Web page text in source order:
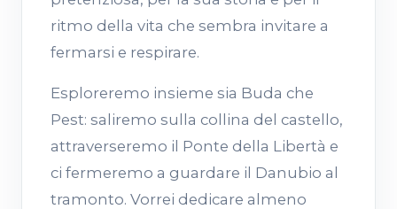
ritmo della vita che sembra invitare a
fermarsi e respirare.
Esploreremo insieme sia Buda che
Pest: saliremo sulla collina del castello,
attraverseremo il Ponte della Libertà e
ci fermeremo a guardare il Danubio al
tramonto. Vorrei dedicare almeno